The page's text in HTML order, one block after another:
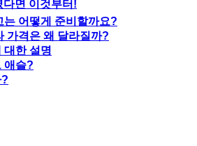
면 이것부터!
는 어떻게 준비할까요?
가격은 왜 달라질까?
대한 설명
애슬?